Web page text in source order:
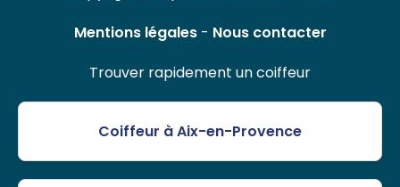
Mentions légales- Nous contacter
Trouver rapidement un coiffeur
Coiffeur à Aix-en-Provence